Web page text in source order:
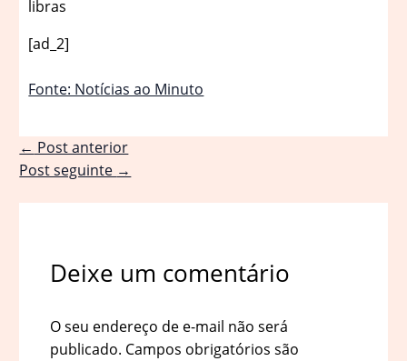
libras
[ad_2]
Fonte: Notícias ao Minuto
← Post anterior
Post seguinte →
Deixe um comentário
O seu endereço de e-mail não será
publicado. Campos obrigatórios são